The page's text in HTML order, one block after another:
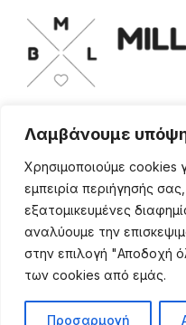
Λαμβάνουμε
Χρησιμοποιούμε cookies
εμπειρία περιήγησής
εξατομικευμένες
αναλύουμε την
στην επιλογή "Αποδοχή
των cookies από εμάς.
Προσαρμογή
Για